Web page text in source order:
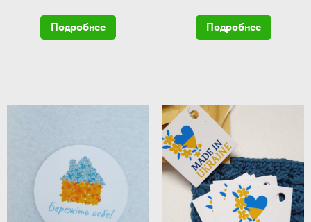
Подробнее Подробнее